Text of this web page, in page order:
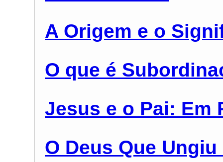
A Origem e o
O que é
Jesus e o Pai: Em
O Deus Que Ungiu